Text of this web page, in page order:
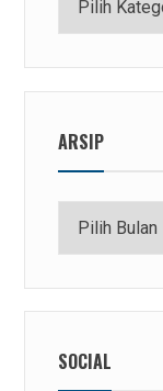
ARSIP
SOCIAL